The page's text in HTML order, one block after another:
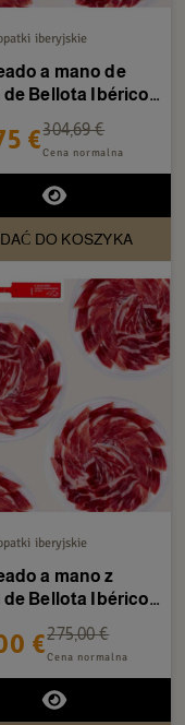
iberyjskie
a mano de
de Bellota Ibérico
€304,69 €
Cena normalna
DO KOSZYKA
iberyjskie
a mano z
de Bellota Ibérico
€275,00 €
Cena normalna